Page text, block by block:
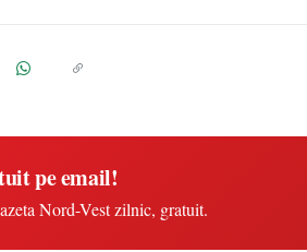
pe email!
Nord-Vest zilnic, gratuit.